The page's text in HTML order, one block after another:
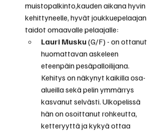
muistopalkinto,kauden aikana hyvin
kehittyneelle, hyvät joukkuepelaajan
taidot omaavalle pelaajalle:
Lauri Musku (G/F) - on ottanut
huomattavan askeleen
eteenpäin pesäpalloilijana.
Kehitys on näkynyt kaikilla osa-
alueilla sekä pelin ymmärrys
kasvanut selvästi. Ulkopelissä
hän on osoittanut rohkeutta,
ketteryyttä ja kykyä ottaa